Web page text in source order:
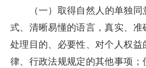
（一）取得自然人的单独
式、清晰易懂的语言，真实、准
处理目的、必要性、对个人权
律、行政法规规定的其他事项；